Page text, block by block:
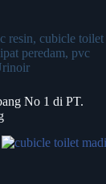
resin,cubicle toilet
peredam, pvc
No 1 di PT.